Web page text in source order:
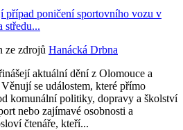
případ poničení sportovního vozu v
středu...
ze zdrojů Hanácká Drbna
aktuální dění z Olomouce a
se událostem, které přímo
komunální politiky, dopravy a školství
nebo zajímavé osobnosti a
čtenáře, kteří...